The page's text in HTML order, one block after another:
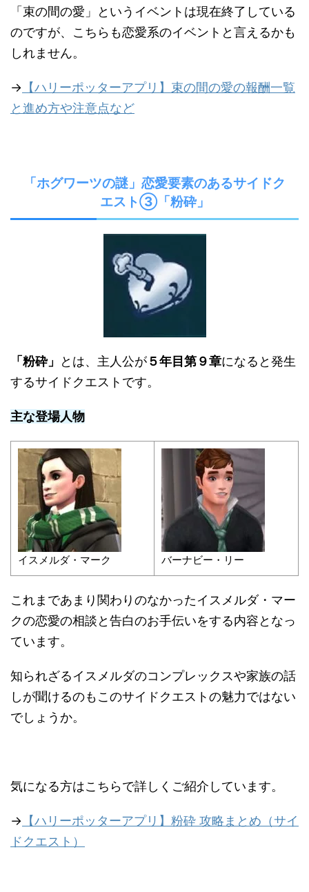
「束の間の愛」というイベントは現在終了している
のですが、こちらも恋愛系のイベントと言えるかも
しれません。
→ 【ハリーポッターアプリ】束の間の愛の報酬一覧
と進め方や注意点など
「ホグワーツの謎」恋愛要素のあるサイドク
エスト③「粉砕」
「粉砕」 とは、主人公が５年目第９章になると発生
するサイドクエストです。
主な登場人物
イスメルダ・マーク バーナビー・リー
これまであまり関わりのなかったイスメルダ・マー
クの恋愛の相談と告白のお手伝いをする内容となっ
ています。
知られざるイスメルダのコンプレックスや家族の話
しが聞けるのもこのサイドクエストの魅力ではない
でしょうか。
気になる方はこちらで詳しくご紹介しています。
→ 【ハリーポッターアプリ】粉砕 攻略まとめ（サイ
ドクエスト）